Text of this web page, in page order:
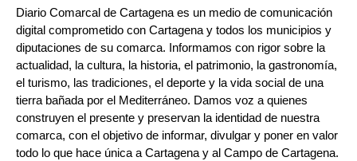
Diario Comarcal de Cartagena es un medio de comunicación
digital comprometido con Cartagena y todos los municipios y
diputaciones de su comarca. Informamos con rigor sobre la
actualidad, la cultura, la historia, el patrimonio, la gastronomía,
el turismo, las tradiciones, el deporte y la vida social de una
tierra bañada por el Mediterráneo. Damos voz a quienes
construyen el presente y preservan la identidad de nuestra
comarca, con el objetivo de informar, divulgar y poner en valor
todo lo que hace única a Cartagena y al Campo de Cartagena.